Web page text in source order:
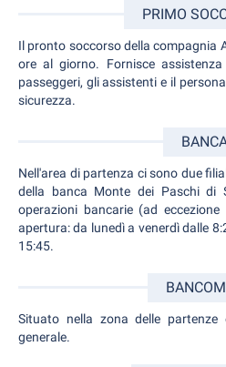
PRIMO
Il pronto soccorso della compagnia
ore al giorno. Fornisce
passeggeri, gli assistenti e il
sicurezza.
Nell'area di partenza ci sono due
della banca Monte dei Paschi di
operazioni bancarie (ad
apertura: da lunedì a venerdì dalle
15:45.
Situato nella zona delle partenze
generale.